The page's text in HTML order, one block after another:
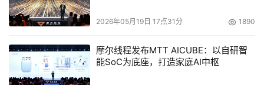
2026年05月19日 17点31分 1890
摩尔线程发布MTT AICUBE：以自研智
能SoC为底座，打造家庭AI中枢